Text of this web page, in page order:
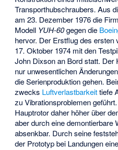
Transporthubschraubers. Aus
am 23. Dezember 1976 die
Modell YUH-60gegen die
hervor. Der Erstflug des ersten
17. Oktober 1974 mit den
John Dixson an Bord statt. Der
nur unwesentlichen
die Serienproduktion gehen.
zwecks Luftverlastbarkeittiefe
zu Vibrationsproblemen
Hauptrotor daher höher über
aber durch eine demontierbare
absenkbar. Durch seine
der Prototyp bei Landungen